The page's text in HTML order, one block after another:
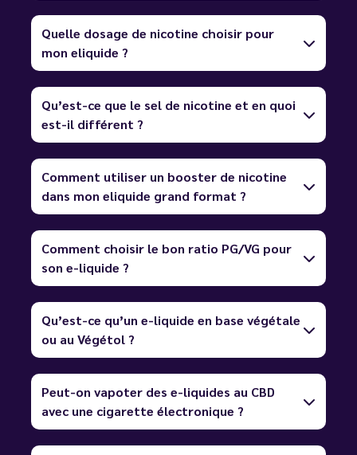
Quelle dosage de nicotine choisir pour
mon eliquide ?
Qu’est-ce que le sel de nicotine et en quoi
est-il différent ?
Comment utiliser un booster de nicotine
dans mon eliquide grand format ?
Comment choisir le bon ratio PG/VG pour
son e-liquide ?
Qu’est-ce qu’un e-liquide en base végétale
ou au Végétol ?
Peut-on vapoter des e-liquides au CBD
avec une cigarette électronique ?